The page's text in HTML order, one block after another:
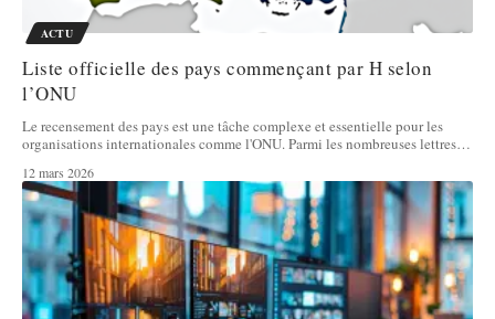
ACTU
Liste officielle des pays commençant par H selon
l’ONU
Le recensement des pays est une tâche complexe et essentielle pour les
organisations internationales comme l'ONU. Parmi les nombreuses lettres…
12 mars 2026